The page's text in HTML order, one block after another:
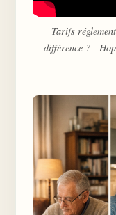
Tarifs
différence ? -